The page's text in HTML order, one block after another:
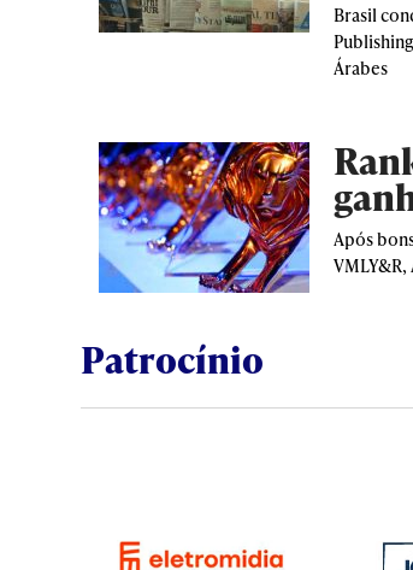
Brasil
Árabes
Após
VMLY&R,
Patrocínio